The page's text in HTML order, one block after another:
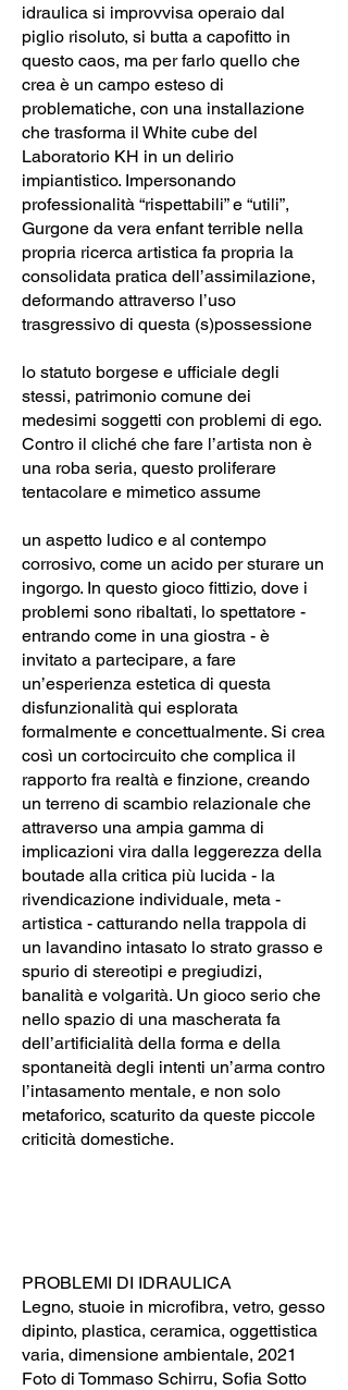
idraulica si improvvisa operaio dal
piglio risoluto, si butta a capofitto in
questo caos, ma per farlo quello che
crea è un campo esteso di
problematiche, con una installazione
che trasforma il White cube del
Laboratorio KH in un delirio
impiantistico. Impersonando
professionalità “rispettabili” e “utili”,
Gurgone da vera enfant terrible nella
propria ricerca artistica fa propria la
consolidata pratica dell’assimilazione,
deformando attraverso l’uso
trasgressivo di questa (s)possessione
lo statuto borgese e ufficiale degli
stessi, patrimonio comune dei
medesimi soggetti con problemi di ego.
Contro il cliché che fare l’artista non è
una roba seria, questo proliferare
tentacolare e mimetico assume
un aspetto ludico e al contempo
corrosivo, come un acido per sturare un
ingorgo. In questo gioco fittizio, dove i
problemi sono ribaltati, lo spettatore -
entrando come in una giostra - è
invitato a partecipare, a fare
un’esperienza estetica di questa
disfunzionalità qui esplorata
formalmente e concettualmente. Si crea
così un cortocircuito che complica il
rapporto fra realtà e finzione, creando
un terreno di scambio relazionale che
attraverso una ampia gamma di
implicazioni vira dalla leggerezza della
boutade alla critica più lucida - la
rivendicazione individuale, meta -
artistica - catturando nella trappola di
un lavandino intasato lo strato grasso e
spurio di stereotipi e pregiudizi,
banalità e volgarità. Un gioco serio che
nello spazio di una mascherata fa
dell’artificialità della forma e della
spontaneità degli intenti un’arma contro
l’intasamento mentale, e non solo
metaforico, scaturito da queste piccole
criticità domestiche.
PROBLEMI DI IDRAULICA
Legno, stuoie in microfibra, vetro, gesso
dipinto, plastica, ceramica, oggettistica
varia, dimensione ambientale, 2021
Foto di Tommaso Schirru, Sofia Sotto